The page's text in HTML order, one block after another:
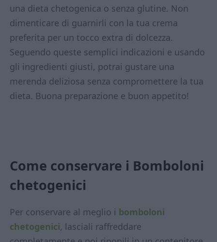
una dieta chetogenica o senza glutine. Non
dimenticare di guarnirli con la tua crema
preferita per un tocco extra di dolcezza.
Seguendo queste semplici indicazioni e usando
gli ingredienti giusti, potrai gustare una
merenda deliziosa senza compromettere la tua
dieta. Buona preparazione e buon appetito!
Come conservare i Bomboloni
chetogenici
Per conservare al meglio i bomboloni
chetogenici, lasciali raffreddare